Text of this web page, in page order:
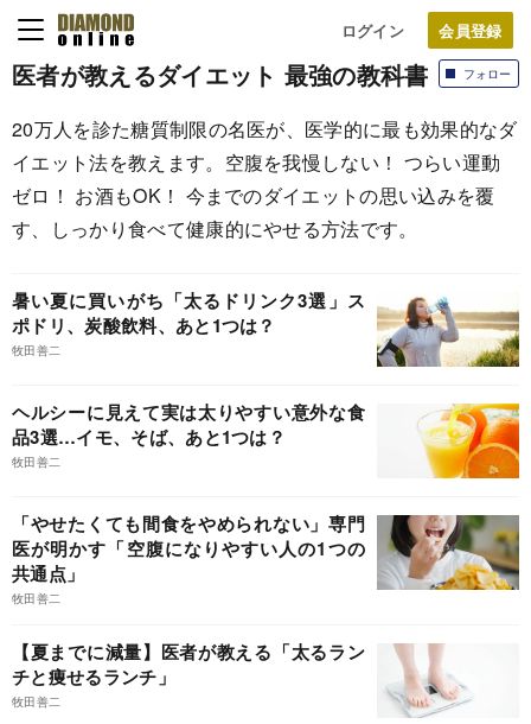
ログイン
フォロー
医者が教えるダイエット 最強の教科書
20万人を診た糖質制限の名医が、医学的に最も効果的なダ
イエット法を教えます。空腹を我慢しない！ つらい運動
ゼロ！ お酒もOK！ 今までのダイエットの思い込みを覆
す、しっかり食べて健康的にやせる方法です。
暑い夏に買いがち「太るドリンク3選」ス
ポドリ、炭酸飲料、あと1つは？
牧田善二
ヘルシーに見えて実は太りやすい意外な食
品3選…イモ、そば、あと1つは？
牧田善二
「やせたくても間食をやめられない」専門
医が明かす「空腹になりやすい人の1つの
共通点」
牧田善二
【夏までに減量】医者が教える「太るラン
チと痩せるランチ」
牧田善二